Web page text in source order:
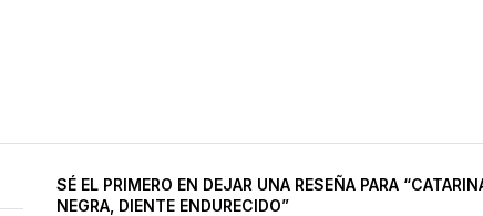
SÉ EL PRIMERO EN DEJAR UNA RESEÑA PARA
NEGRA, DIENTE ENDURECIDO”